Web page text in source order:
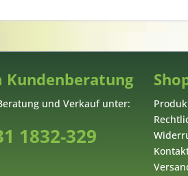
Kundenberatung
und Verkauf unter:
1832-329